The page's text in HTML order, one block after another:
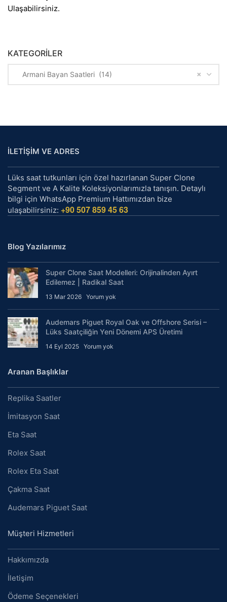
KATEGORILER
×
Armani Bayan Saatleri (14)
Ulaşabilirsiniz.
İLETİŞİM VE ADRES
Lüks saat tutkunları için özel hazırlanan Super Clone
Segment ve A Kalite Koleksiyonlarımızla tanışın. Detaylı
bilgi için WhatsApp Premium Hattımızdan bize
ulaşabilirsiniz: +90 507 859 45 63
Blog Yazılarımız
Super Clone Saat Modelleri: Orijinalinden Ayırt
Edilemez | Radikal Saat
13 Mar 2026 Yorum yok
Audemars Piguet Royal Oak ve Offshore Serisi –
Lüks Saatçiliğin Yeni Dönemi APS Üretimi
14 Eyl 2025 Yorum yok
Aranan Başlıklar
Replika Saatler
İmitasyon Saat
Eta Saat
Rolex Saat
Rolex Eta Saat
Çakma Saat
Audemars Piguet Saat
Müşteri Hizmetleri
Hakkımızda
İletişim
Ödeme Seçenekleri